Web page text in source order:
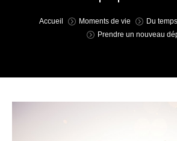
You are here:
Accueil Moments de vie
Du
Prendre un nouveau